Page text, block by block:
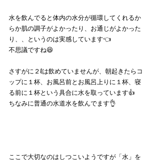
水を飲んでると体内の水分が循環してくれるか
らか肌の調子がよかったり、お通じがよかった
り、、というのは実感しています👈
不思議ですね😆
さすがに２ℓは飲めていませんが、朝起きたらコ
ップに１杯、お風呂前とお風呂上りに１杯、寝
る前に１杯という具合に水を取っています👍
ちなみに普通の水道水を飲んでます👌
ここで大切なのはしつこいようですが「水」を